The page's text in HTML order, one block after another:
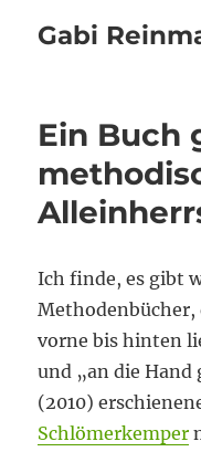
Gabi
Ein Buch
Ich finde, es gibt
Methodenbücher,
vorne bis hinten
und „an die Hand
(2010)
Schlömerkemper